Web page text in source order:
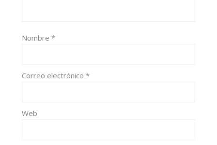
Nombre *
Correo electrónico *
Web